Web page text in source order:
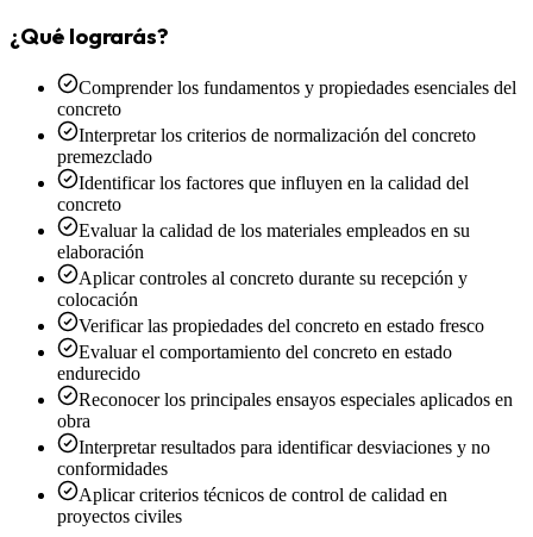
¿Qué lograrás?
Comprender los fundamentos y propiedades esenciales del
concreto
Interpretar los criterios de normalización del concreto
premezclado
Identificar los factores que influyen en la calidad del
concreto
Evaluar la calidad de los materiales empleados en su
elaboración
Aplicar controles al concreto durante su recepción y
colocación
Verificar las propiedades del concreto en estado fresco
Evaluar el comportamiento del concreto en estado
endurecido
Reconocer los principales ensayos especiales aplicados en
obra
Interpretar resultados para identificar desviaciones y no
conformidades
Aplicar criterios técnicos de control de calidad en
proyectos civiles